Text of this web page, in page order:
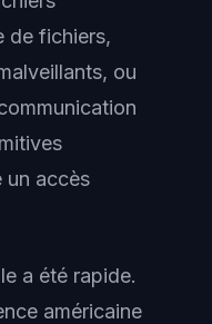
de fichiers,
ou
un accès
a été rapide.
américaine